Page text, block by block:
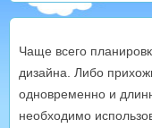
Чаще всего
дизайна. Либо
одновременно и
необходимо